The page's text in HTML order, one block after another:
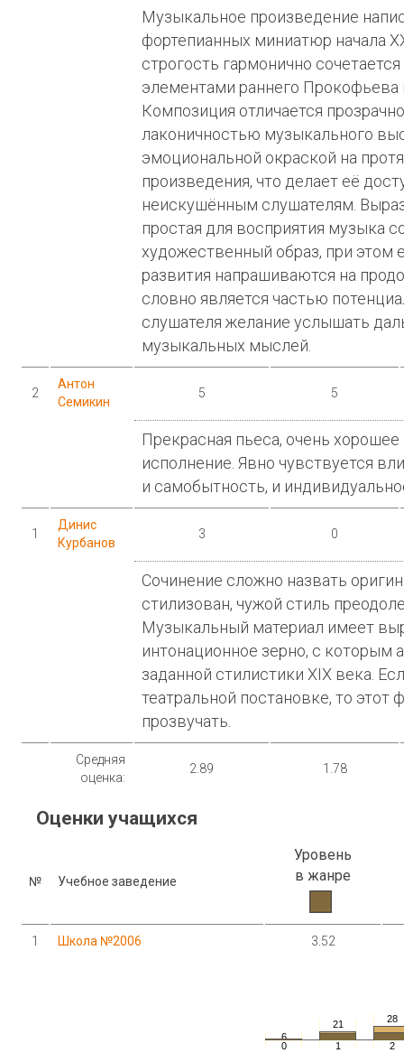
Музыкальное произведение
фортепианных миниатюр начала
строгость гармонично
элементами раннего Прокофьева
Композиция отличается
лаконичностью музыкального
эмоциональной окраской на
произведения, что делает её
неискушённым слушателям.
простая для восприятия музыка
художественный образ, при этом
развития напрашиваются на
словно является частью
слушателя желание услышать
музыкальных мыслей.
2
Антон
Семикин
5 5
Прекрасная пьеса, очень
исполнение. Явно чувствуется
и самобытность, и
1
Динис
Курбанов
3 0
Сочинение сложно назвать
стилизован, чужой стиль
Музыкальный материал имеет
интонационное зерно, с которым
заданной стилистики XIX века.
театральной постановке, то
прозвучать.
Средняя
оценка:
2.89 1.78
Оценки учащихся
№ Учебное заведение
Уровень
в жанре
1 Школа №2006 3.52
6
0
21
1
28
2